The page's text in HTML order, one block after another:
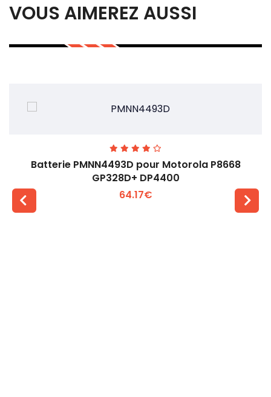
VOUS AIMEREZ AUSSI
Batterie PMNN4493D pour Motorola P8668
GP328D+ DP4400
64.17€